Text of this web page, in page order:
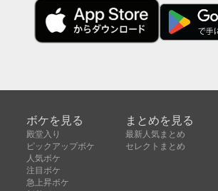
ボケを見る
殿堂入り
ピックアップボケ
人気ボケ
注目ボケ
急上昇ボケ
まとめを見る
最新人気まとめ
セレクトまとめ